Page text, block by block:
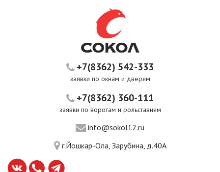
+7(8362) 542-333
заявки по окнам и дверям
+7(8362) 360-111
заявки по воротам и рольставням
info@sokol12.ru
г.Йошкар-Ола, Зарубина, д.40А